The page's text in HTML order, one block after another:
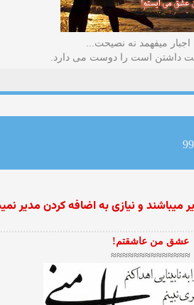
اجبار میفهمد نه نصیحت...
داشتن است را دوست می دارد.
و نیازی به اضافه كردن مدیر
عشق من عاشقتم!
≈≈≈≈≈≈≈≈≈≈≈≈≈≈